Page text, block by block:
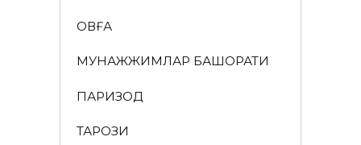
ҚОВҒА
МУНАЖЖИМЛАР БАШОРАТИ
ПАРИЗОД
ТАРОЗИ